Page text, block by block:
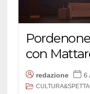
con
redazione 6